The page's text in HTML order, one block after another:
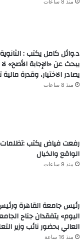
منذ 8 ساعات
د.وائل كامل يكتب :
يبحث عن «الإجابة الأصح»
يصادر الاختيار، وقدرة
منذ 8 ساعات
رفعت فياض يكتب :تظلمات
الواقع والخيال
منذ 9 ساعات
رئيس جامعة القاهرة
اليوم» يتفقدان جناح
العالي بحضور نائب وزير
منذ 16 ساعة